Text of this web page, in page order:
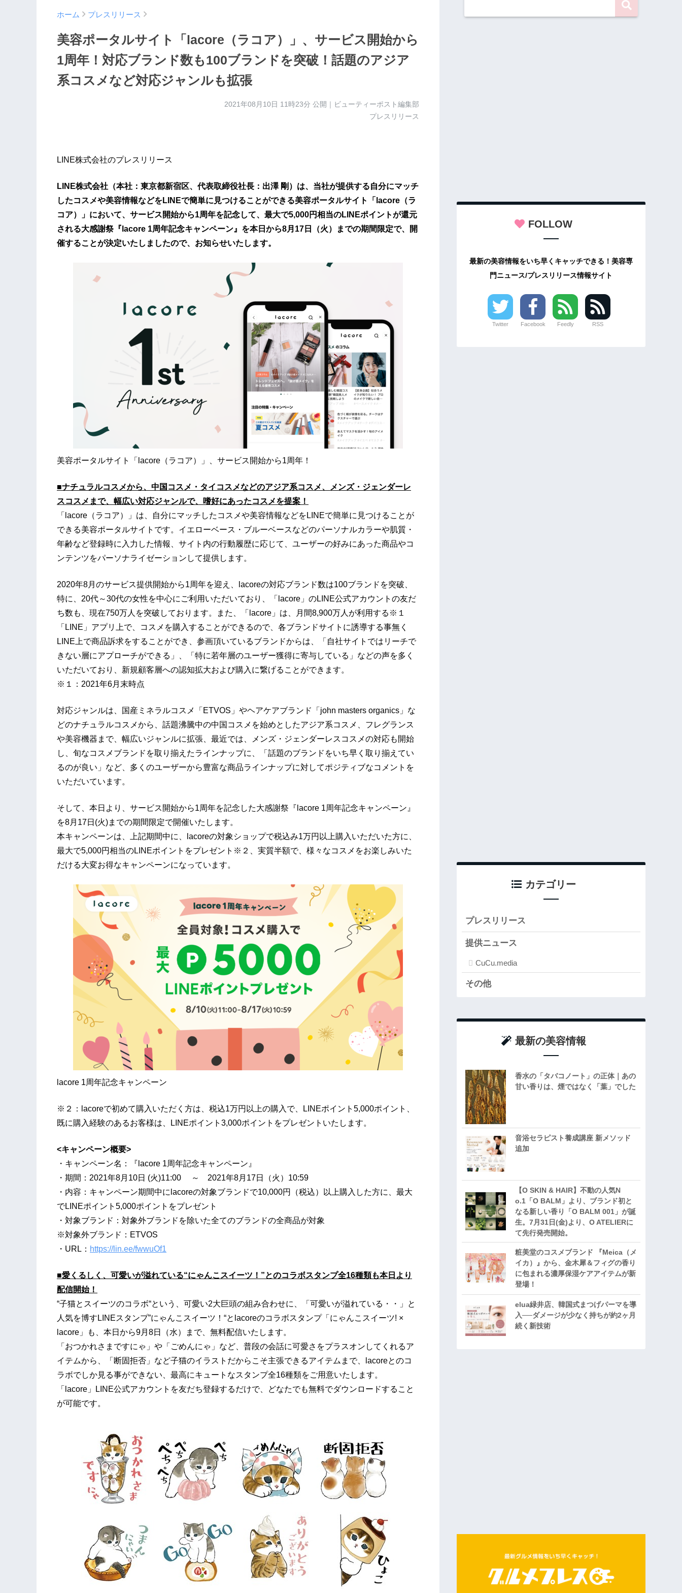
ホーム プレスリリース
美容ポータルサイト「lacore（ラコア）」、サービス開始から
1周年！対応ブランド数も100ブランドを突破！話題のアジア
系コスメなど対応ジャンルも拡張
2021年08月10日 11時23分 公開｜ビューティーポスト編集部
プレスリリース
LINE株式会社のプレスリリース
LINE株式会社（本社：東京都新宿区、代表取締役社長：出澤 剛）は、当社が提供する自分にマッチ
したコスメや美容情報などをLINEで簡単に見つけることができる美容ポータルサイト「lacore（ラ
コア）」において、サービス開始から1周年を記念して、最大で5,000円相当のLINEポイントが還元
される大感謝祭『lacore 1周年記念キャンペーン』を本日から8月17日（火）までの期間限定で、開
催することが決定いたしましたので、お知らせいたします。
美容ポータルサイト「lacore（ラコア）」、サービス開始から1周年！
■ナチュラルコスメから、中国コスメ・タイコスメなどのアジア系コスメ、メンズ・ジェンダーレ
スコスメまで、幅広い対応ジャンルで、嗜好にあったコスメを提案！
「lacore（ラコア）」は、自分にマッチしたコスメや美容情報などをLINEで簡単に見つけることが
できる美容ポータルサイトです。イエローベース・ブルーベースなどのパーソナルカラーや肌質・
年齢など登録時に入力した情報、サイト内の行動履歴に応じて、ユーザーの好みにあった商品やコ
ンテンツをパーソナライゼーションして提供します。
2020年8月のサービス提供開始から1周年を迎え、lacoreの対応ブランド数は100ブランドを突破、
特に、20代～30代の女性を中心にご利用いただいており、「lacore」のLINE公式アカウントの友だ
ち数も、現在750万人を突破しております。また、「lacore」は、月間8,900万人が利用する※１
「LINE」アプリ上で、コスメを購入することができるので、各ブランドサイトに誘導する事無く
LINE上で商品訴求をすることができ、参画頂いているブランドからは、「自社サイトではリーチで
きない層にアプローチができる」、「特に若年層のユーザー獲得に寄与している」などの声を多く
いただいており、新規顧客層への認知拡大および購入に繋げることができます。
※１：2021年6月末時点
対応ジャンルは、国産ミネラルコスメ「ETVOS」やヘアケアブランド「john masters organics」な
どのナチュラルコスメから、話題沸騰中の中国コスメを始めとしたアジア系コスメ、フレグランス
や美容機器まで、幅広いジャンルに拡張、最近では、メンズ・ジェンダーレスコスメの対応も開始
し、旬なコスメブランドを取り揃えたラインナップに、「話題のブランドをいち早く取り揃えてい
るのが良い」など、多くのユーザーから豊富な商品ラインナップに対してポジティブなコメントを
いただいています。
そして、本日より、サービス開始から1周年を記念した大感謝祭『lacore 1周年記念キャンペーン』
を8月17日(火)までの期間限定で開催いたします。
本キャンペーンは、上記期間中に、lacoreの対象ショップで税込み1万円以上購入いただいた方に、
最大で5,000円相当のLINEポイントをプレゼント※２、実質半額で、様々なコスメをお楽しみいた
だける大変お得なキャンペーンになっています。
lacore 1周年記念キャンペーン
※２：lacoreで初めて購入いただく方は、税込1万円以上の購入で、LINEポイント5,000ポイント、
既に購入経験のあるお客様は、LINEポイント3,000ポイントをプレゼントいたします。
<キャンペーン概要>
・キャンペーン名：『lacore 1周年記念キャンペーン』
・期間：2021年8月10日 (火)11:00 ～ 2021年8月17日（火）10:59
・内容：キャンペーン期間中にlacoreの対象ブランドで10,000円（税込）以上購入した方に、最大
でLINEポイント5,000ポイントをプレゼント
・対象ブランド：対象外ブランドを除いた全てのブランドの全商品が対象
※対象外ブランド：ETVOS
・URL： https://lin.ee/fwwuOf1
■愛くるしく、可愛いが溢れている“にゃんこスイーツ！”とのコラボスタンプ全16種類も本日より
配信開始！
“子猫とスイーツのコラボ“という、可愛い2大巨頭の組み合わせに、「可愛いが溢れている・・」と
人気を博すLINEスタンプ”にゃんこスイーツ！“とlacoreのコラボスタンプ「にゃんこスイーツ! ×
lacore」も、本日から9月8日（水）まで、無料配信いたします。
「おつかれさまですにゃ」や「ごめんにゃ」など、普段の会話に可愛さをプラスオンしてくれるア
イテムから、「断固拒否」など子猫のイラストだからこそ主張できるアイテムまで、lacoreとのコ
ラボでしか見る事ができない、最高にキュートなスタンプ全16種類をご用意いたします。
「lacore」LINE公式アカウントを友だち登録するだけで、どなたでも無料でダウンロードすること
が可能です。
FOLLOW
最新の美容情報をいち早くキャッチできる！美容専
門ニュース/プレスリリース情報サイト
Twitter Facebook Feedly RSS
カテゴリー
プレスリリース
提供ニュース
CuCu.media
その他
最新の美容情報
香水の「タバコノート」の正体｜あの
甘い香りは、煙ではなく「葉」でした
音浴セラピスト養成講座 新メソッド
追加
【O SKIN & HAIR】不動の人気N
o.1「O BALM」より、ブランド初と
なる新しい香り「O BALM 001」が誕
生。7月31日(金)より、O ATELIERに
て先行発売開始。
粧美堂のコスメブランド 『Meica（メ
イカ）』から、金木犀＆フィグの香り
に包まれる濃厚保湿ケアアイテムが新
登場！
elua緑井店、韓国式まつげパーマを導
入──ダメージが少なく持ちが約2ヶ月
続く新技術